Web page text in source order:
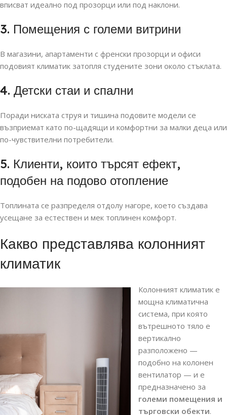
вписват идеално под прозорци или под наклони.
3. Помещения с големи витрини
В магазини, апартаменти с френски прозорци и офиси
подовият климатик затопля студените зони около стъклата.
4. Детски стаи и спални
Поради ниската струя и тишина подовите модели се
възприемат като по-щадящи и комфортни за малки деца или
по-чувствителни потребители.
5. Клиенти, които търсят ефект,
подобен на подово отопление
Топлината се разпределя отдолу нагоре, което създава
усещане за естествен и мек топлинен комфорт.
Какво представлява колонният
климатик
Колонният климатик е
мощна климатична
система, при която
вътрешното тяло е
вертикално
разположено —
подобно на колонен
вентилатор — и е
предназначено за
големи помещения и
търговски обекти.